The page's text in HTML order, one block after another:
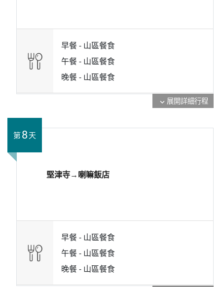
早餐 - 山區餐食
午餐 - 山區餐食
晚餐 - 山區餐食
expand_more 展開詳細行程
第8天
堅津寺→喇嘛飯店
早餐 - 山區餐食
午餐 - 山區餐食
晚餐 - 山區餐食